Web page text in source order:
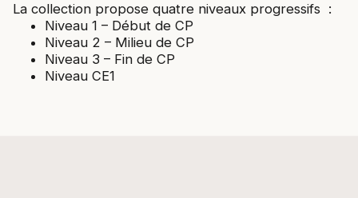
La collection propose quatre niveaux progressifs :
Niveau 1 – Début de CP
Niveau 2 – Milieu de CP
Niveau 3 – Fin de CP
Niveau CE1